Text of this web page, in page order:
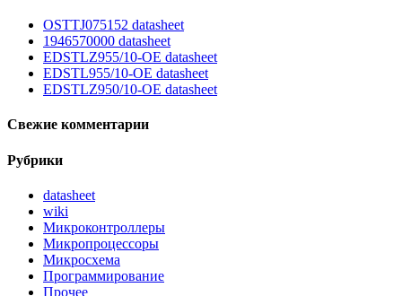
OSTTJ075152 datasheet
1946570000 datasheet
EDSTLZ955/10-OE datasheet
EDSTL955/10-OE datasheet
EDSTLZ950/10-OE datasheet
Свежие комментарии
Рубрики
datasheet
wiki
Микроконтроллеры
Микропроцессоры
Микросхема
Программирование
Прочее